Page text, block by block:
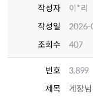
작성자
이*리
작성일
2026-
조회수
407
번호
3,899
제목
계장